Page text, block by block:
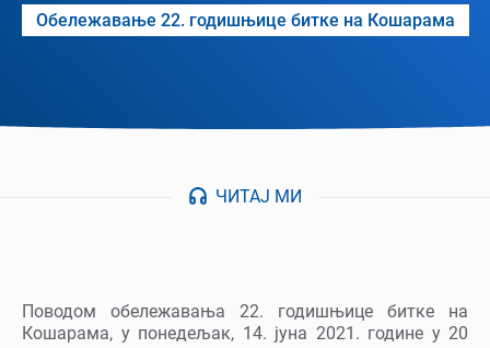
Обележавање 22. годишњице битке на Кошарама
ЧИТАЈ МИ
Поводом обележавања 22. годишњице битке на
Кошарама, у понедељак, 14. јуна 2021. године у 20